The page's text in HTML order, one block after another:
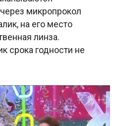
микропрокол
на его место
линза.
срока годности не